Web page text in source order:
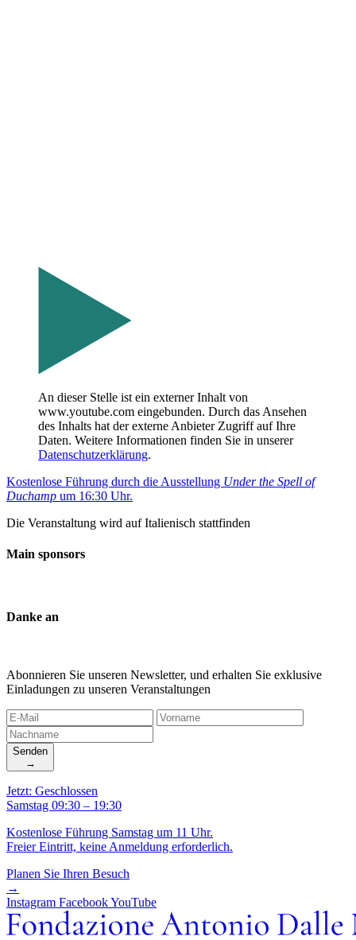
An dieser Stelle ist ein externer Inhalt von
www.youtube.com eingebunden. Durch das Ansehen
des Inhalts hat der externe Anbieter Zugriff auf Ihre
Daten. Weitere Informationen finden Sie in unserer
Datenschutzerklärung.
Kostenlose Führung durch die Ausstellung Under the Spell of
Duchamp um 16:30 Uhr.
Die Veranstaltung wird auf Italienisch stattfinden
Main sponsors
Danke an
Abonnieren Sie unseren Newsletter, und erhalten Sie exklusive
Einladungen zu unseren Veranstaltungen
Senden
→
Jetzt: Geschlossen
Samstag 09:30 – 19:30
Kostenlose Führung Samstag um 11 Uhr.
Freier Eintritt, keine Anmeldung erforderlich.
Planen Sie Ihren Besuch
→
Instagram FacebookYouTube